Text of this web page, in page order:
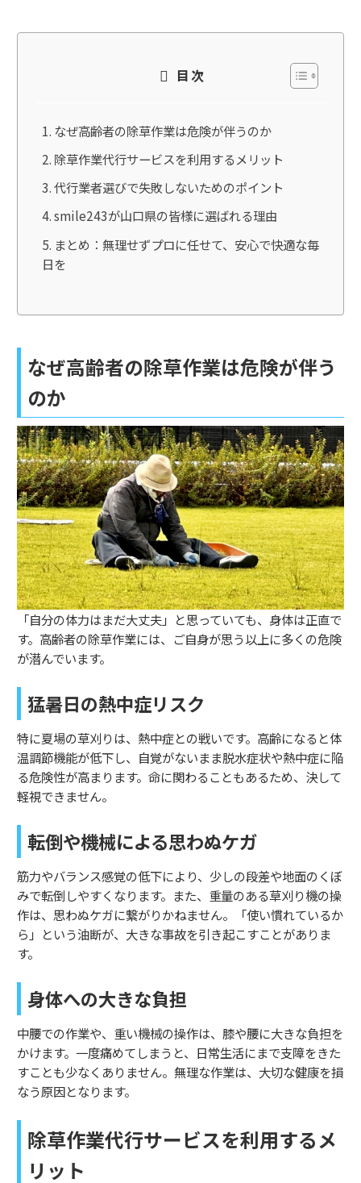
目次
なぜ高齢者の除草作業は危険が伴うのか
除草作業代行サービスを利用するメリット
代行業者選びで失敗しないためのポイント
smile243が山口県の皆様に選ばれる理由
まとめ：無理せずプロに任せて、安心で快適な毎
日を
なぜ高齢者の除草作業は危険が伴う
のか
「自分の体力はまだ大丈夫」と思っていても、身体は正直で
す。高齢者の除草作業には、ご自身が思う以上に多くの危険
が潜んでいます。
猛暑日の熱中症リスク
特に夏場の草刈りは、熱中症との戦いです。高齢になると体
温調節機能が低下し、自覚がないまま脱水症状や熱中症に陥
る危険性が高まります。命に関わることもあるため、決して
軽視できません。
転倒や機械による思わぬケガ
筋力やバランス感覚の低下により、少しの段差や地面のくぼ
みで転倒しやすくなります。また、重量のある草刈り機の操
作は、思わぬケガに繋がりかねません。「使い慣れているか
ら」という油断が、大きな事故を引き起こすことがありま
す。
身体への大きな負担
中腰での作業や、重い機械の操作は、膝や腰に大きな負担を
かけます。一度痛めてしまうと、日常生活にまで支障をきた
すことも少なくありません。無理な作業は、大切な健康を損
なう原因となります。
除草作業代行サービスを利用するメ
リット